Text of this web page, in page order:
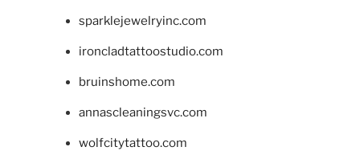
sparklejewelryinc.com
ironcladtattoostudio.com
bruinshome.com
annascleaningsvc.com
wolfcitytattoo.com